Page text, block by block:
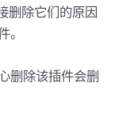
删除它们的原因
。
删除该插件会删